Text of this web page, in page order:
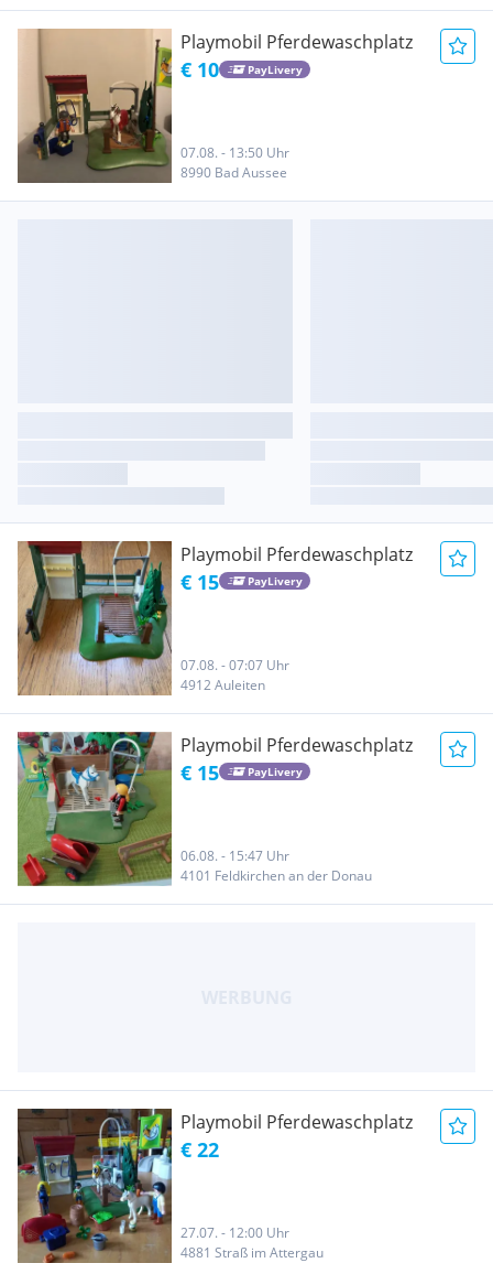
Playmobil Pferdewaschplatz
€ 10 PayLivery
07.08. - 13:50 Uhr
8990 Bad Aussee
Playmobil Pferdewaschplatz
€ 15 PayLivery
07.08. - 07:07 Uhr
4912 Auleiten
Playmobil Pferdewaschplatz
€ 15 PayLivery
06.08. - 15:47 Uhr
4101 Feldkirchen an der Donau
Playmobil Pferdewaschplatz
€ 22
27.07. - 12:00 Uhr
4881 Straß im Attergau